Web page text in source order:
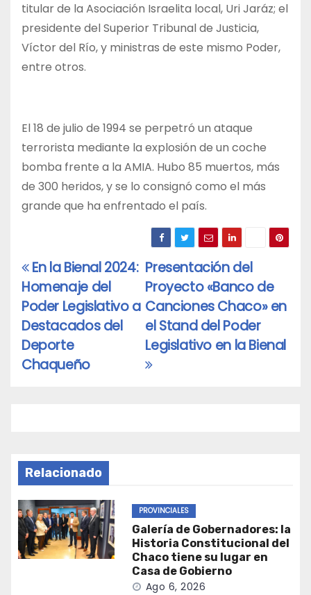
titular de la Asociación Israelita local, Uri Jaráz; el
presidente del Superior Tribunal de Justicia,
Víctor del Río, y ministras de este mismo Poder,
entre otros.
El 18 de julio de 1994 se perpetró un ataque
terrorista mediante la explosión de un coche
bomba frente a la AMIA. Hubo 85 muertos, más
de 300 heridos, y se lo consignó como el más
grande que ha enfrentado el país.
Navegación
de
entradas
Presentación del
Proyecto «Banco de
Canciones Chaco» en
el Stand del Poder
Legislativo en la Bienal
En la Bienal 2024:
Homenaje del
Poder Legislativo a
Destacados del
Deporte
Chaqueño
Relacionado
PROVINCIALES
Galería de Gobernadores: la
Historia Constitucional del
Chaco tiene su lugar en
Casa de Gobierno
Ago 6, 2026